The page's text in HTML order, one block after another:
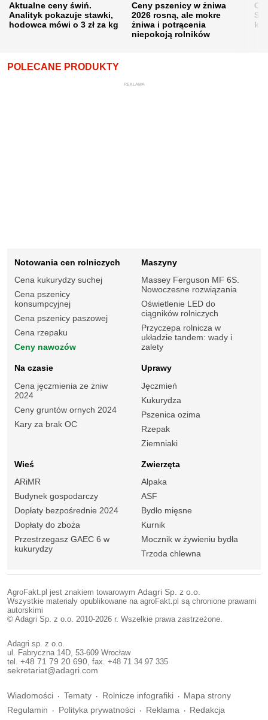
Aktualne ceny świń.
Analityk pokazuje stawki,
hodowca mówi o 3 zł za kg
Ceny pszenicy w żniwa
2026 rosną, ale mokre
żniwa i potrącenia
niepokoją rolników
POLECANE PRODUKTY
REKLAMA
Notowania cen rolniczych
Cena kukurydzy suchej
Cena pszenicy
konsumpcyjnej
Cena pszenicy paszowej
Cena rzepaku
Ceny nawozów
Maszyny
Massey Ferguson MF 6S.
Nowoczesne rozwiązania
Oświetlenie LED do
ciągników rolniczych
Przyczepa rolnicza w
układzie tandem: wady i
zalety
Na czasie
Cena jęczmienia ze żniw
2024
Ceny gruntów ornych 2024
Kary za brak OC
Uprawy
Jęczmień
Kukurydza
Pszenica ozima
Rzepak
Ziemniaki
Wieś
ARiMR
Budynek gospodarczy
Dopłaty bezpośrednie 2024
Dopłaty do zboża
Przestrzegasz GAEC 6 w
kukurydzy
Zwierzęta
Alpaka
ASF
Bydło mięsne
Kurnik
Mocznik w żywieniu bydła
Trzoda chlewna
AgroFakt.pl jest znakiem towarowym Adagri Sp. z o.o.
Wszystkie materiały opublikowane na agroFakt.pl są chronione prawami
autorskimi
© Adagri Sp. z o.o. 2010-2026 r. Wszelkie prawa zastrzeżone.
Adagri sp. z o.o.
ul. Fabryczna 14D, 53-609 Wrocław
tel. +48 71 79 20 690 , fax. +48 71 34 97 335
sekretariat@adagri.com
Wiadomości Tematy Rolnicze infografiki
Mapa strony
Regulamin
Polityka prywatności Reklama Redakcja